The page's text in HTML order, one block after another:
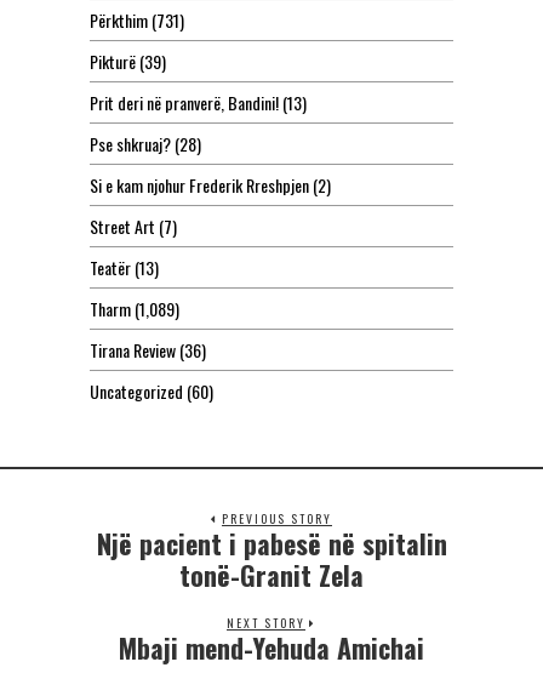
Përkthim(731)
Pikturë(39)
Prit deri në pranverë, Bandini!(13)
Pse shkruaj?(28)
Si e kam njohur Frederik Rreshpjen(2)
Street Art (7)
Teatër(13)
Tharm(1,089)
Tirana Review(36)
Uncategorized (60)
PREVIOUS STORY
Një pacient i pabesë në spitalin
tonë-Granit Zela
NEXT STORY
Mbaji mend-Yehuda Amichai